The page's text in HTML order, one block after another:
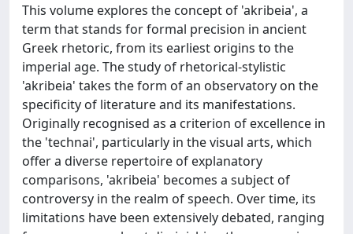
This volume explores the concept of 'akribeia', a
term that stands for formal precision in ancient
Greek rhetoric, from its earliest origins to the
imperial age. The study of rhetorical-stylistic
'akribeia' takes the form of an observatory on the
specificity of literature and its manifestations.
Originally recognised as a criterion of excellence in
the 'technai', particularly in the visual arts, which
offer a diverse repertoire of explanatory
comparisons, 'akribeia' becomes a subject of
controversy in the realm of speech. Over time, its
limitations have been extensively debated, ranging